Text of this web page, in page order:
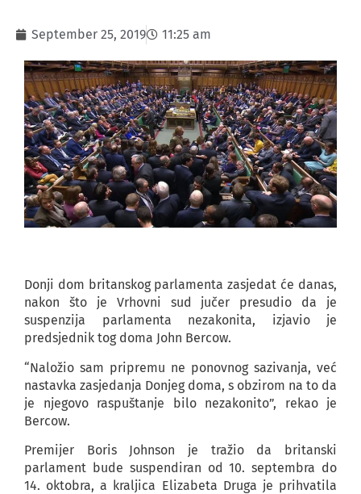
September 25, 2019 11:25 am
Donji dom britanskog parlamenta zasjedat će danas,
nakon što je Vrhovni sud jučer presudio da je
suspenzija parlamenta nezakonita, izjavio je
predsjednik tog doma John Bercow.
“Naložio sam pripremu ne ponovnog sazivanja, već
nastavka zasjedanja Donjeg doma, s obzirom na to da
je njegovo raspuštanje bilo nezakonito”, rekao je
Bercow.
Premijer Boris Johnson je tražio da britanski
parlament bude suspendiran od 10. septembra do
14. oktobra, a kraljica Elizabeta Druga je prihvatila